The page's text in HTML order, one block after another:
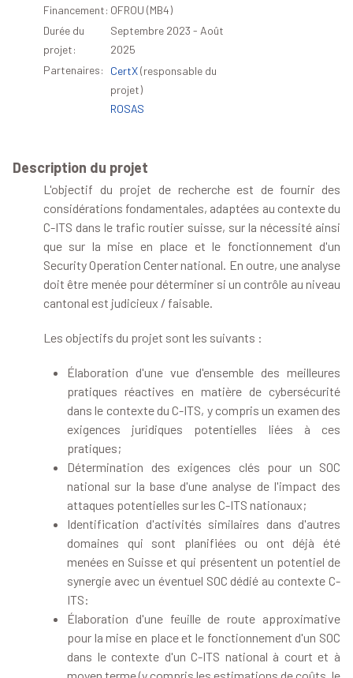
Financement: OFROU (MB4)
Durée du
projet:
Septembre 2023 - Août
2025
Partenaires:
CertX(responsable du
projet)
ROSAS
Description du projet
L'objectif du projet de recherche est de fournir des
considérations fondamentales, adaptées au contexte du
C-ITS dans le trafic routier suisse, sur la nécessité ainsi
que sur la mise en place et le fonctionnement d'un
Security Operation Center national. En outre, une analyse
doit être menée pour déterminer si un contrôle au niveau
cantonal est judicieux / faisable.
Les objectifs du projet sont les suivants :
Élaboration d'une vue d'ensemble des meilleures
pratiques réactives en matière de cybersécurité
dans le contexte du C-ITS, y compris un examen des
exigences juridiques potentielles liées à ces
pratiques;
Détermination des exigences clés pour un SOC
national sur la base d'une analyse de l'impact des
attaques potentielles sur les C-ITS nationaux;
Identification d'activités similaires dans d'autres
domaines qui sont planifiées ou ont déjà été
menées en Suisse et qui présentent un potentiel de
synergie avec un éventuel SOC dédié au contexte C-
ITS:
Élaboration d'une feuille de route approximative
pour la mise en place et le fonctionnement d'un SOC
dans le contexte d'un C-ITS national à court et à